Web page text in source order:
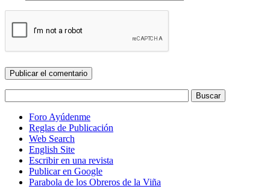
Foro Ayúdenme
Reglas de Publicación
Web Search
English Site
Escribir en una revista
Publicar en Google
Parabola de los Obreros de la Viña